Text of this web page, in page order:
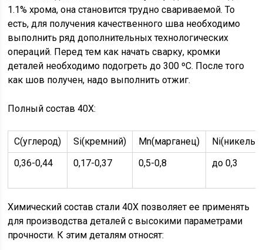
1.1% хрома, она становится трудно свариваемой. То
есть, для получения качественного шва необходимо
выполнить ряд дополнительных технологических
операций. Перед тем как начать сварку, кромки
деталей необходимо подогреть до 300 ºC. После того
как шов получен, надо выполнить отжиг.
Полный состав 40Х:
С(углерод) Si(кремний) Mn(марганец)
Ni(никель)
0,36-0,44
0,17-0,37 0,5-0,8 до 0,3
Химический состав стали 40Х позволяет ее применять
для производства деталей с высокими параметрами
прочности. К этим деталям относят: